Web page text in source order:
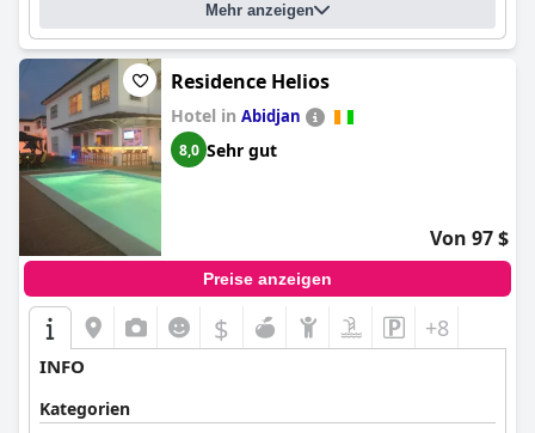
Mehr anzeigen
Residence Helios
Hotel in Abidjan
8,0 Sehr gut
Von 97 $
Preise anzeigen
$ +8
INFO
Kategorien